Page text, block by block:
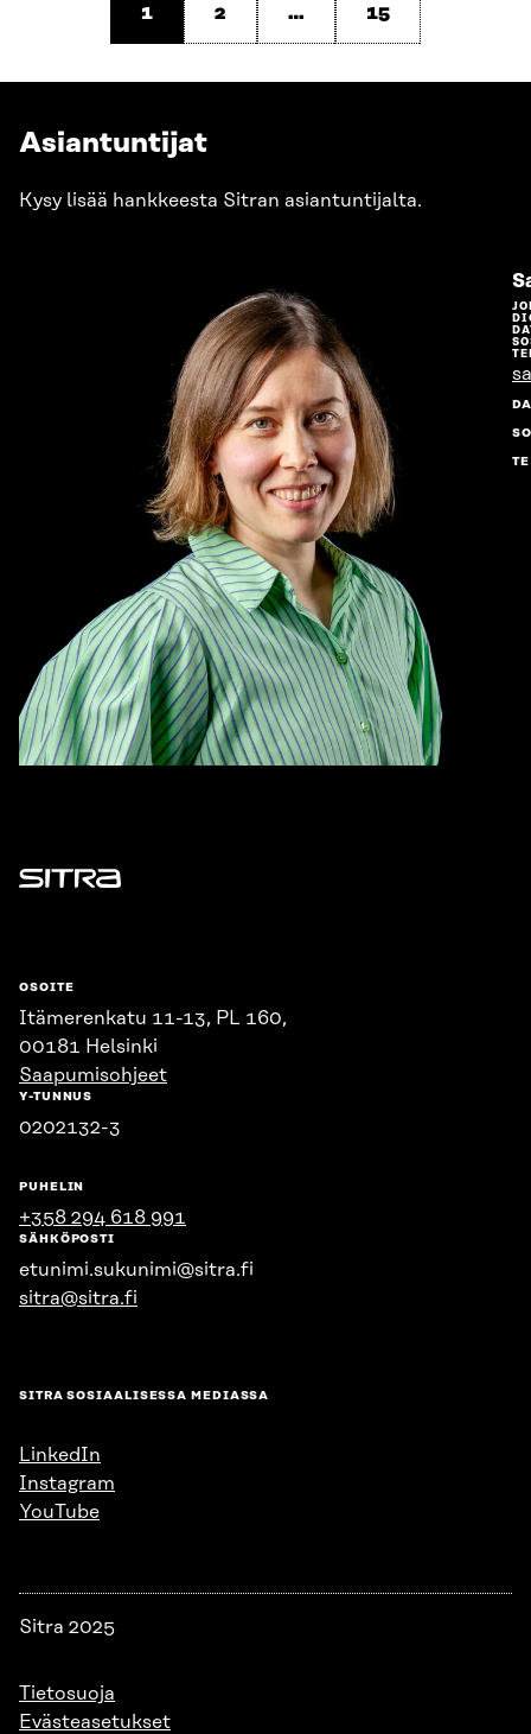
1 2 … 15
Asiantuntijat
Kysy lisää hankkeesta Sitran asiantuntijalta.
Sitra
OSOITE
Itämerenkatu 11-13, PL 160,
00181 Helsinki
Saapumisohjeet
Y-TUNNUS
0202132-3
PUHELIN
+358 294 618 991
SÄHKÖPOSTI
etunimi.sukunimi@sitra.fi
sitra@sitra.fi
SITRA SOSIAALISESSA MEDIASSA
LinkedIn
Instagram
YouTube
Sitra 2025
Tietosuoja
Evästeasetukset